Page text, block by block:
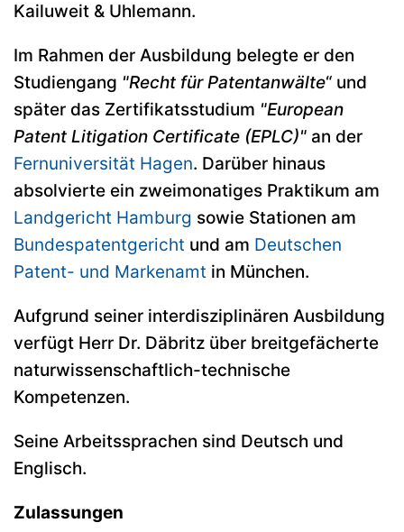
Kailuweit & Uhlemann.
Im Rahmen der Ausbildung belegte er den
Studiengang "Recht für Patentanwälte“ und
später das Zertifikatsstudium "European
Patent Litigation Certificate (EPLC)" an der
Fernuniversität Hagen. Darüber hinaus
absolvierte ein zweimonatiges Praktikum am
Landgericht Hamburg sowie Stationen am
Bundespatentgericht und am Deutschen
Patent- und Markenamt in München.
Aufgrund seiner interdisziplinären Ausbildung
verfügt Herr Dr. Däbritz über breitgefächerte
naturwissenschaftlich-technische
Kompetenzen.
Seine Arbeitssprachen sind Deutsch und
Englisch.
Zulassungen